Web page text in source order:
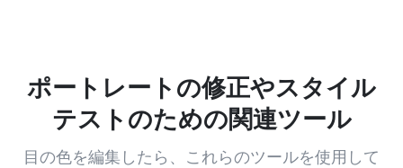
ポートレートの修正やスタイル
テストのための関連ツール
目の色を編集したら、これらのツールを使用して